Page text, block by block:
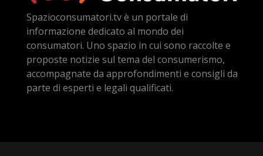
Spazioconsumatori.tv è un portale di
informazione dedicato al mondo dei
consumatori. Uno spazio in cui sono raccolte e
proposte notizie sul tema del consumerismo,
accompagnate da approfondimenti e consigli da
parte di esperti e legali qualificati.